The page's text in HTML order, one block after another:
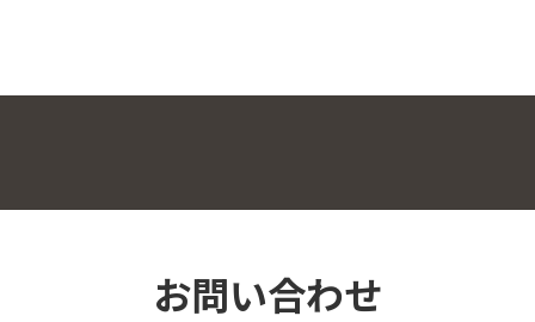
お問い合わせ